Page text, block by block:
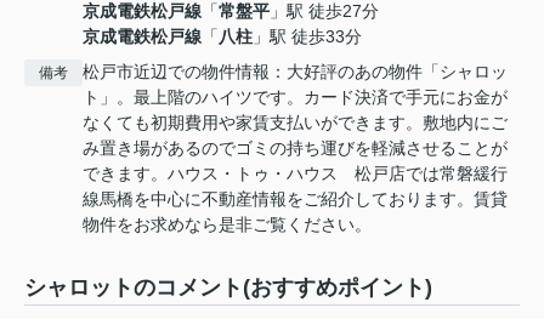
京成電鉄松戸線 「常盤平 」駅 徒歩27分
京成電鉄松戸線 「八柱 」駅 徒歩33分
備考
松戸市近辺での物件情報：大好評のあの物件「シャロッ
ト」。最上階のハイツです。カード決済で手元にお金が
なくても初期費用や家賃支払いができます。敷地内にご
み置き場があるのでゴミの持ち運びを軽減させることが
できます。ハウス・トゥ・ハウス 松戸店では常磐緩行
線馬橋を中心に不動産情報をご紹介しております。賃貸
物件をお求めなら是非ご覧ください。
シャロットのコメント(おすすめポイント)